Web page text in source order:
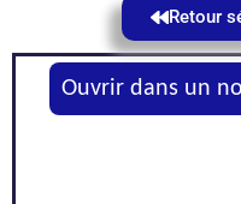
Retour
Ouvrir dans un